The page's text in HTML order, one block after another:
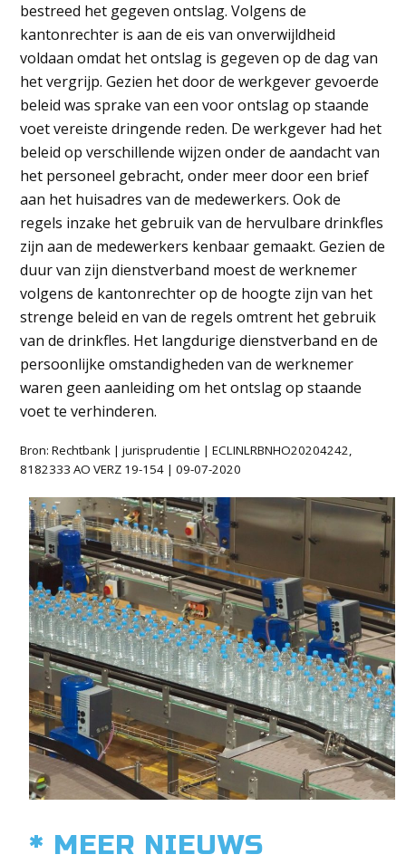
bestreed het gegeven ontslag. Volgens de
kantonrechter is aan de eis van onverwijldheid
voldaan omdat het ontslag is gegeven op de dag van
het vergrijp. Gezien het door de werkgever gevoerde
beleid was sprake van een voor ontslag op staande
voet vereiste dringende reden. De werkgever had het
beleid op verschillende wijzen onder de aandacht van
het personeel gebracht, onder meer door een brief
aan het huisadres van de medewerkers. Ook de
regels inzake het gebruik van de hervulbare drinkfles
zijn aan de medewerkers kenbaar gemaakt. Gezien de
duur van zijn dienstverband moest de werknemer
volgens de kantonrechter op de hoogte zijn van het
strenge beleid en van de regels omtrent het gebruik
van de drinkfles. Het langdurige dienstverband en de
persoonlijke omstandigheden van de werknemer
waren geen aanleiding om het ontslag op staande
voet te verhinderen.
Bron: Rechtbank | jurisprudentie | ECLINLRBNHO20204242,
8182333 AO VERZ 19-154 | 09-07-2020
* MEER NIEUWS